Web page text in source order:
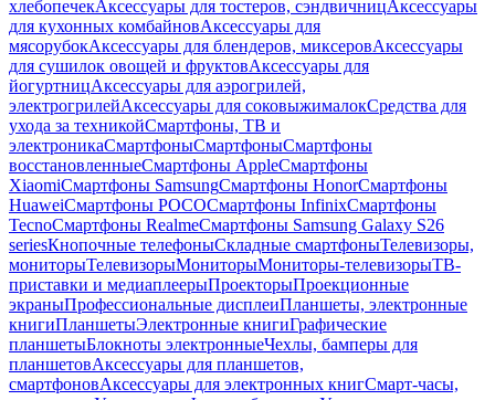
хлебопечекАксессуары для тостеров, сэндвичницАксессуары
для кухонных комбайновАксессуары для
мясорубокАксессуары для блендеров, миксеровАксессуары
для сушилок овощей и фруктовАксессуары для
йогуртницАксессуары для аэрогрилей,
электрогрилейАксессуары для соковыжималокСредства для
ухода за техникойСмартфоны, ТВ и
электроникаСмартфоныСмартфоныСмартфоны
восстановленныеСмартфоны AppleСмартфоны
XiaomiСмартфоны SamsungСмартфоны HonorСмартфоны
HuaweiСмартфоны POCOСмартфоны InfinixСмартфоны
TecnoСмартфоны RealmeСмартфоны Samsung Galaxy S26
seriesКнопочные телефоныСкладные смартфоныТелевизоры,
мониторыТелевизорыМониторыМониторы-телевизорыТВ-
приставки и медиаплеерыПроекторыПроекционные
экраныПрофессиональные дисплеиПланшеты, электронные
книгиПланшетыЭлектронные книгиГрафические
планшетыБлокноты электронныеЧехлы, бамперы для
планшетовАксессуары для планшетов,
смартфоновАксессуары для электронных книгСмарт-часы,